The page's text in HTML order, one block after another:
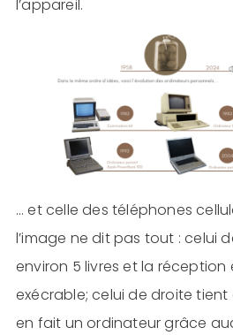
l’appareil.
… et celle des téléphones
l’image ne dit pas tout : celui
environ 5 livres et la
exécrable; celui de droite
en fait un ordinateur grâce